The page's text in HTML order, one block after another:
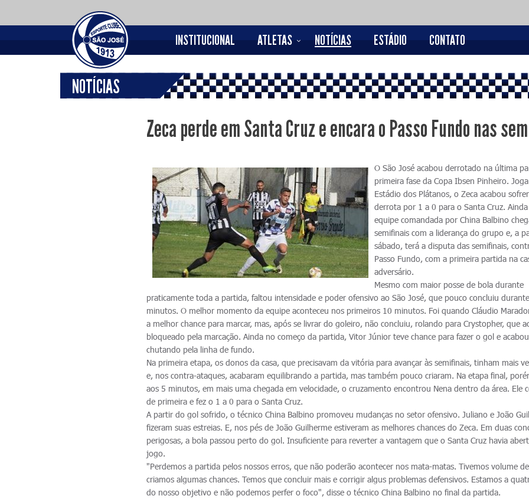
INSTITUCIONAL ATLETAS NOTÍCIAS ESTÁDIO CONTATO
NOTÍCIAS
Zeca perde em Santa Cruz e encara o Passo Fundo nas
O São José acabou derrotado na última
primeira fase da Copa Ibsen Pinheiro.
Estádio dos Plátanos, o Zeca acabou
derrota por 1 a 0 para o Santa Cruz.
equipe comandada por China Balbino
semifinais com a liderança do grupo e, a
sábado, terá a disputa das semifinais,
Passo Fundo, com a primeira partida na
adversário.
Mesmo com maior posse de bola durante
praticamente toda a partida, faltou intensidade e poder ofensivo ao São José, que pouco concluiu
minutos. O melhor momento da equipe aconteceu nos primeiros 10 minutos. Foi quando Cláudio
a melhor chance para marcar, mas, após se livrar do goleiro, não concluiu, rolando para Crystopher, que
bloqueado pela marcação. Ainda no começo da partida, Vitor Júnior teve chance para fazer o gol e acabou
chutando pela linha de fundo.
Na primeira etapa, os donos da casa, que precisavam da vitória para avançar às semifinais, tinham mais
e, nos contra-ataques, acabaram equilibrando a partida, mas também pouco criaram. Na etapa final,
aos 5 minutos, em mais uma chegada em velocidade, o cruzamento encontrou Nena dentro da área. Ele
de primeira e fez o 1 a 0 para o Santa Cruz.
A partir do gol sofrido, o técnico China Balbino promoveu mudanças no setor ofensivo. Juliano e João
fizeram suas estreias. E, nos pés de João Guilherme estiveram as melhores chances do Zeca. Em duas
perigosas, a bola passou perto do gol. Insuficiente para reverter a vantagem que o Santa Cruz havia
jogo.
"Perdemos a partida pelos nossos erros, que não poderão acontecer nos mata-matas. Tivemos volume
criamos algumas chances. Temos que concluir mais e corrigir algus problemas defensivos. Estamos a
do nosso objetivo e não podemos perfer o foco", disse o técnico China Balbino no final da partida.